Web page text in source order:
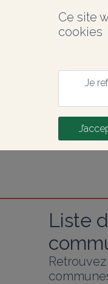
Ce site
cookies
Je
Liste